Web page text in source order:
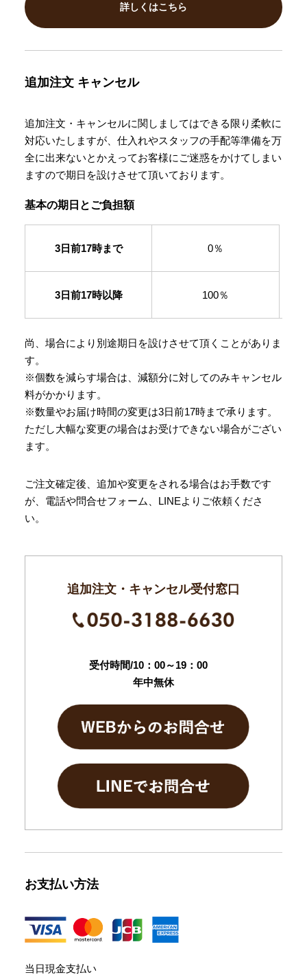
詳しくはこちら
追加注文 キャンセル
追加注文・キャンセルに関しましてはできる限り柔軟に
対応いたしますが、仕入れやスタッフの手配等準備を万
全に出来ないとかえってお客様にご迷惑をかけてしまい
ますので期日を設けさせて頂いております。
基本の期日とご負担額
3日前17時まで 0％
3日前17時以降 100％
尚、場合により別途期日を設けさせて頂くことがありま
す。
※個数を減らす場合は、減額分に対してのみキャンセル
料がかかります。
※数量やお届け時間の変更は3日前17時まで承ります。
ただし大幅な変更の場合はお受けできない場合がござい
ます。
ご注文確定後、追加や変更をされる場合はお手数です
が、電話や問合せフォーム、LINEよりご依頼くださ
い。
追加注文・キャンセル受付窓口
受付時間/10：00～19：00
年中無休
お支払い方法
当日現金支払い